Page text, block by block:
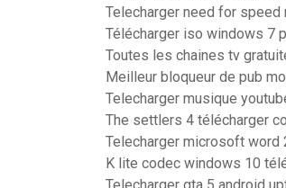
Telecharger need for
Télécharger iso windows 7
Toutes les chaines tv
Meilleur bloqueur de pub
Telecharger musique
The settlers 4 télécharger
Telecharger microsoft word
K lite codec windows 10